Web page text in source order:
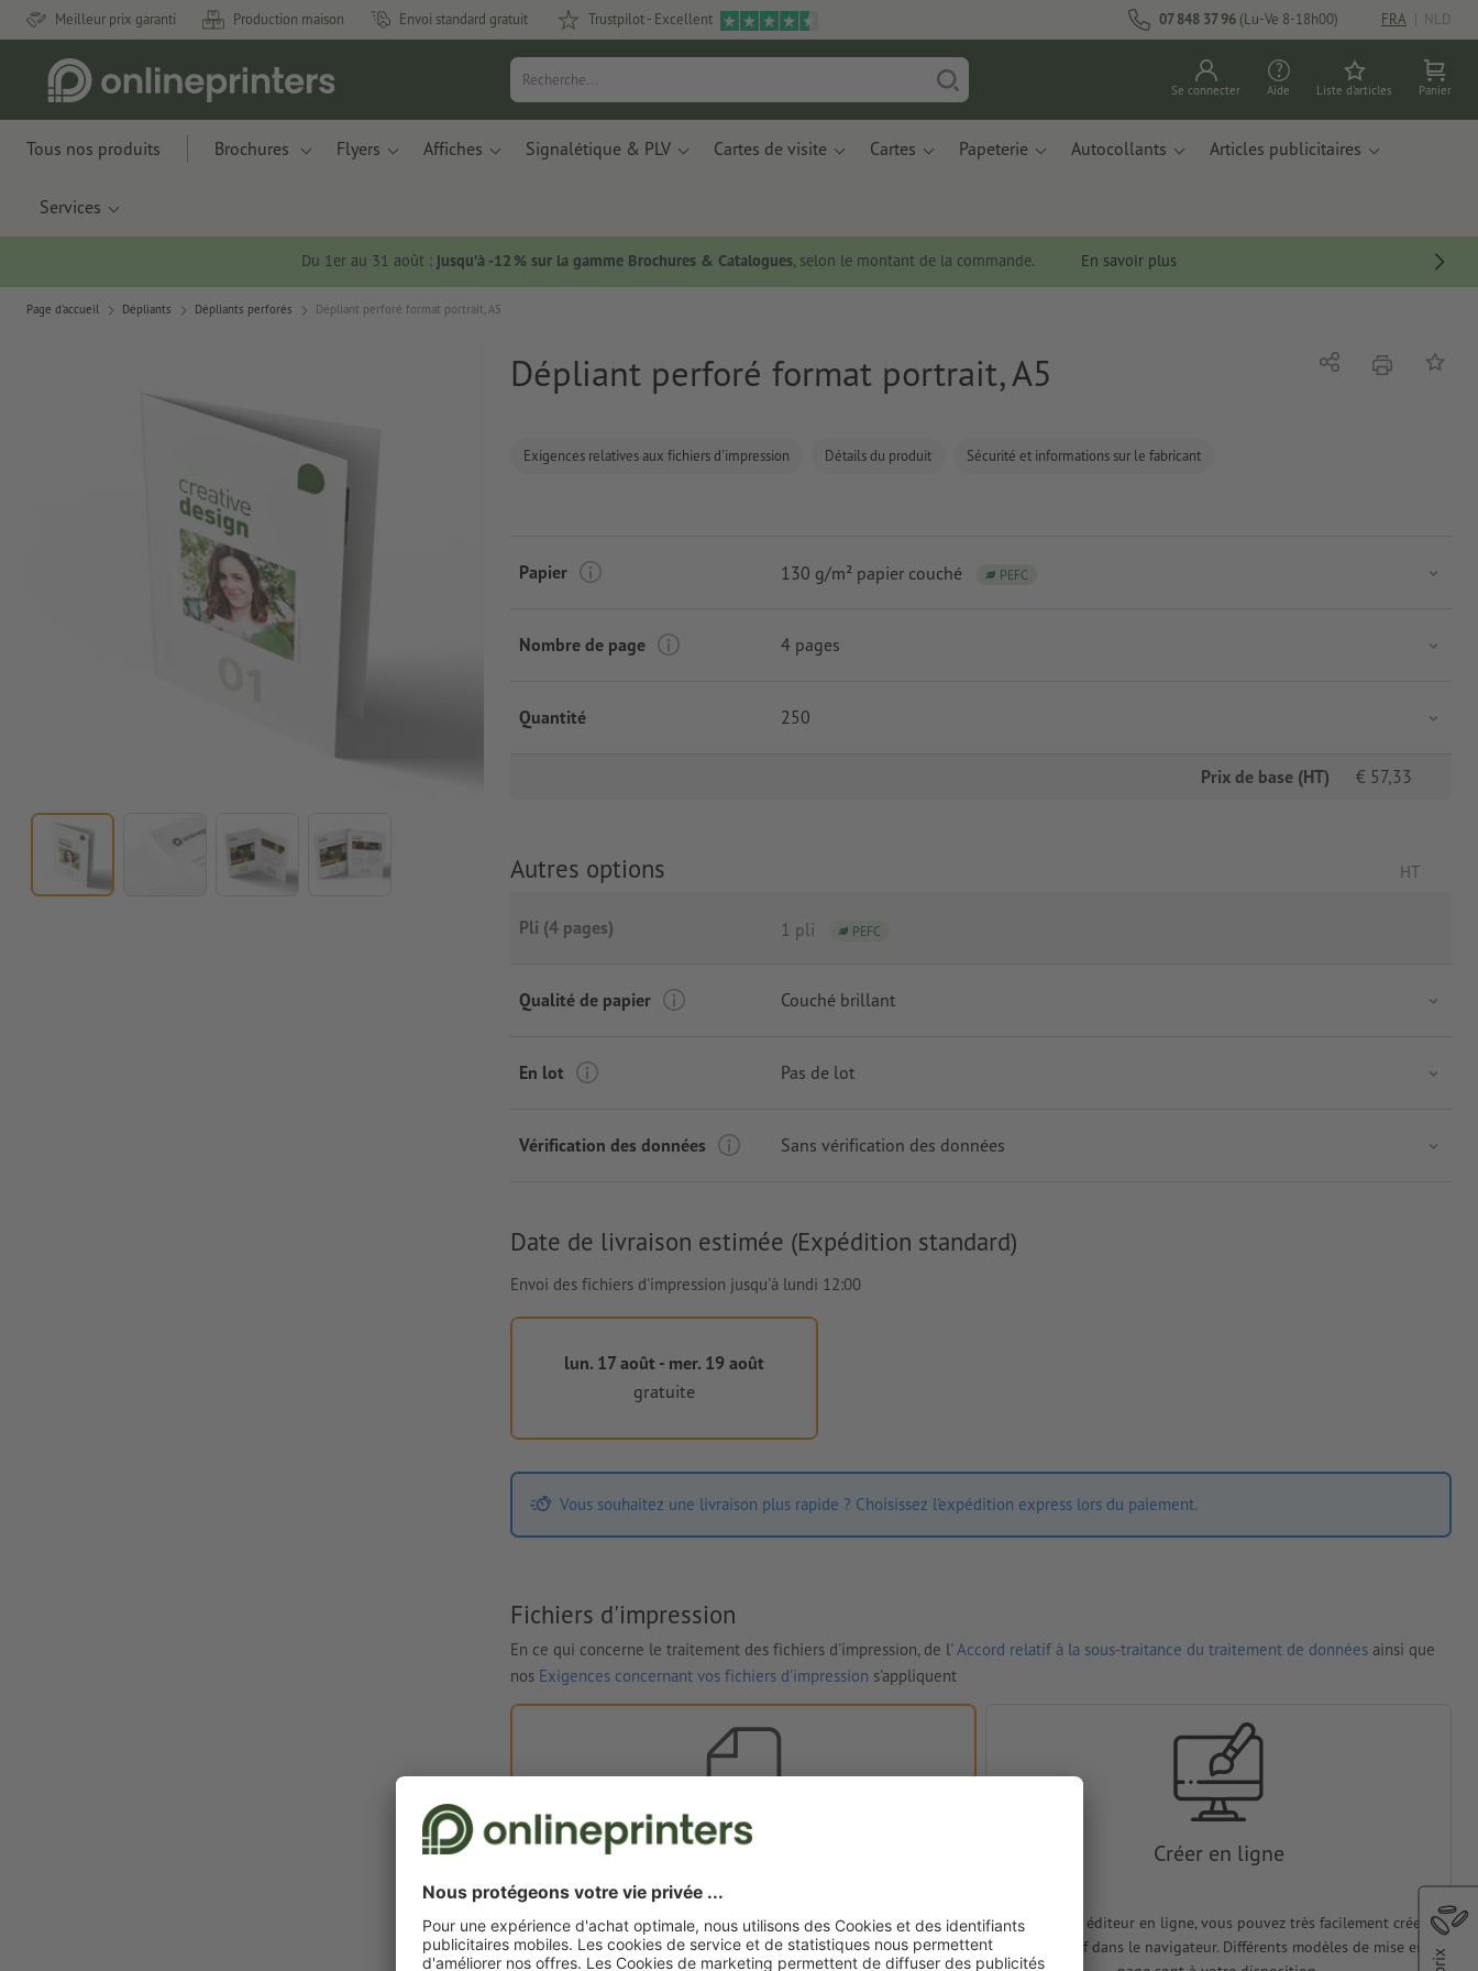
Meilleur prix garanti Production maison Envoi standard gratuit Trustpilot - Excellent 07 848 37 96 (Lu-Ve 8-18h00) FRA | NLD
Se connecter Aide Liste d'articles Panier
Tous nos produits Brochures Flyers Affiches Signalétique & PLV Cartes de visite Cartes Papeterie Autocollants Articles publicitaires
Services
Du 1er au 31 août : jusqu’à -12 % sur la gamme Brochures & Catalogues, selon le montant de la commande. En savoir plus
Page d'accueil Dépliants Dépliants perforés Dépliant perforé format portrait, A5
Dépliant perforé format portrait, A5
Exigences relatives aux fichiers d'impression Détails du produit Sécurité et informations sur le fabricant
Partagerimprimer
Papier 130 g/m² papier couché PEFC
Nombre de page 4 pages
Quantité 250
Prix de base (HT) € 57,33
Autres options HT
Pli (4 pages) 1 pli PEFC
Qualité de papier Couché brillant
En lot Pas de lot
Vérification des données Sans vérification des données
Date de livraison estimée (Expédition standard)
Envoi des fichiers d'impression jusqu'à lundi 12:00
lun. 17 août - mer. 19 août
gratuite
Vous souhaitez une livraison plus rapide ? Choisissez l'expédition express lors du paiement.
Fichiers d'impression
En ce qui concerne le traitement des fichiers d'impression, de l'Accord relatif à la sous-traitance du traitement de données ainsi que
nos Exigences concernant vos fichiers d'impression s'appliquent
Vos fichiers d'impression
Vous pouvez télécharger vos fichiers d'impression avant ou
après l'achat.
Créer en ligne
Avec notre éditeur en ligne, vous pouvez très facilement créer
votre motif dans le navigateur. Différents modèles de mise en